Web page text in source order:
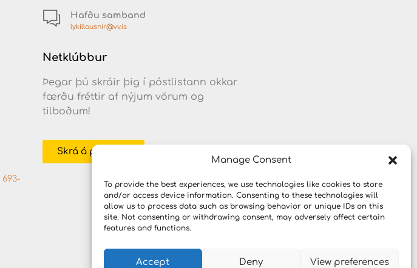
Manage Consent
To provide the best experiences, we use technologies like cookies to store
and/or access device information. Consenting to these technologies will
allow us to process data such as browsing behavior or unique IDs on this
site. Not consenting or withdrawing consent, may adversely affect certain
features and functions.
Accept Deny View preferences
693-
Hafðu samband
lykillausnir@vv.is
Netklúbbur
Þegar þú skráir þig í póstlistann okkar
færðu fréttir af nýjum vörum og
tilboðum!
Skrá á póstlista